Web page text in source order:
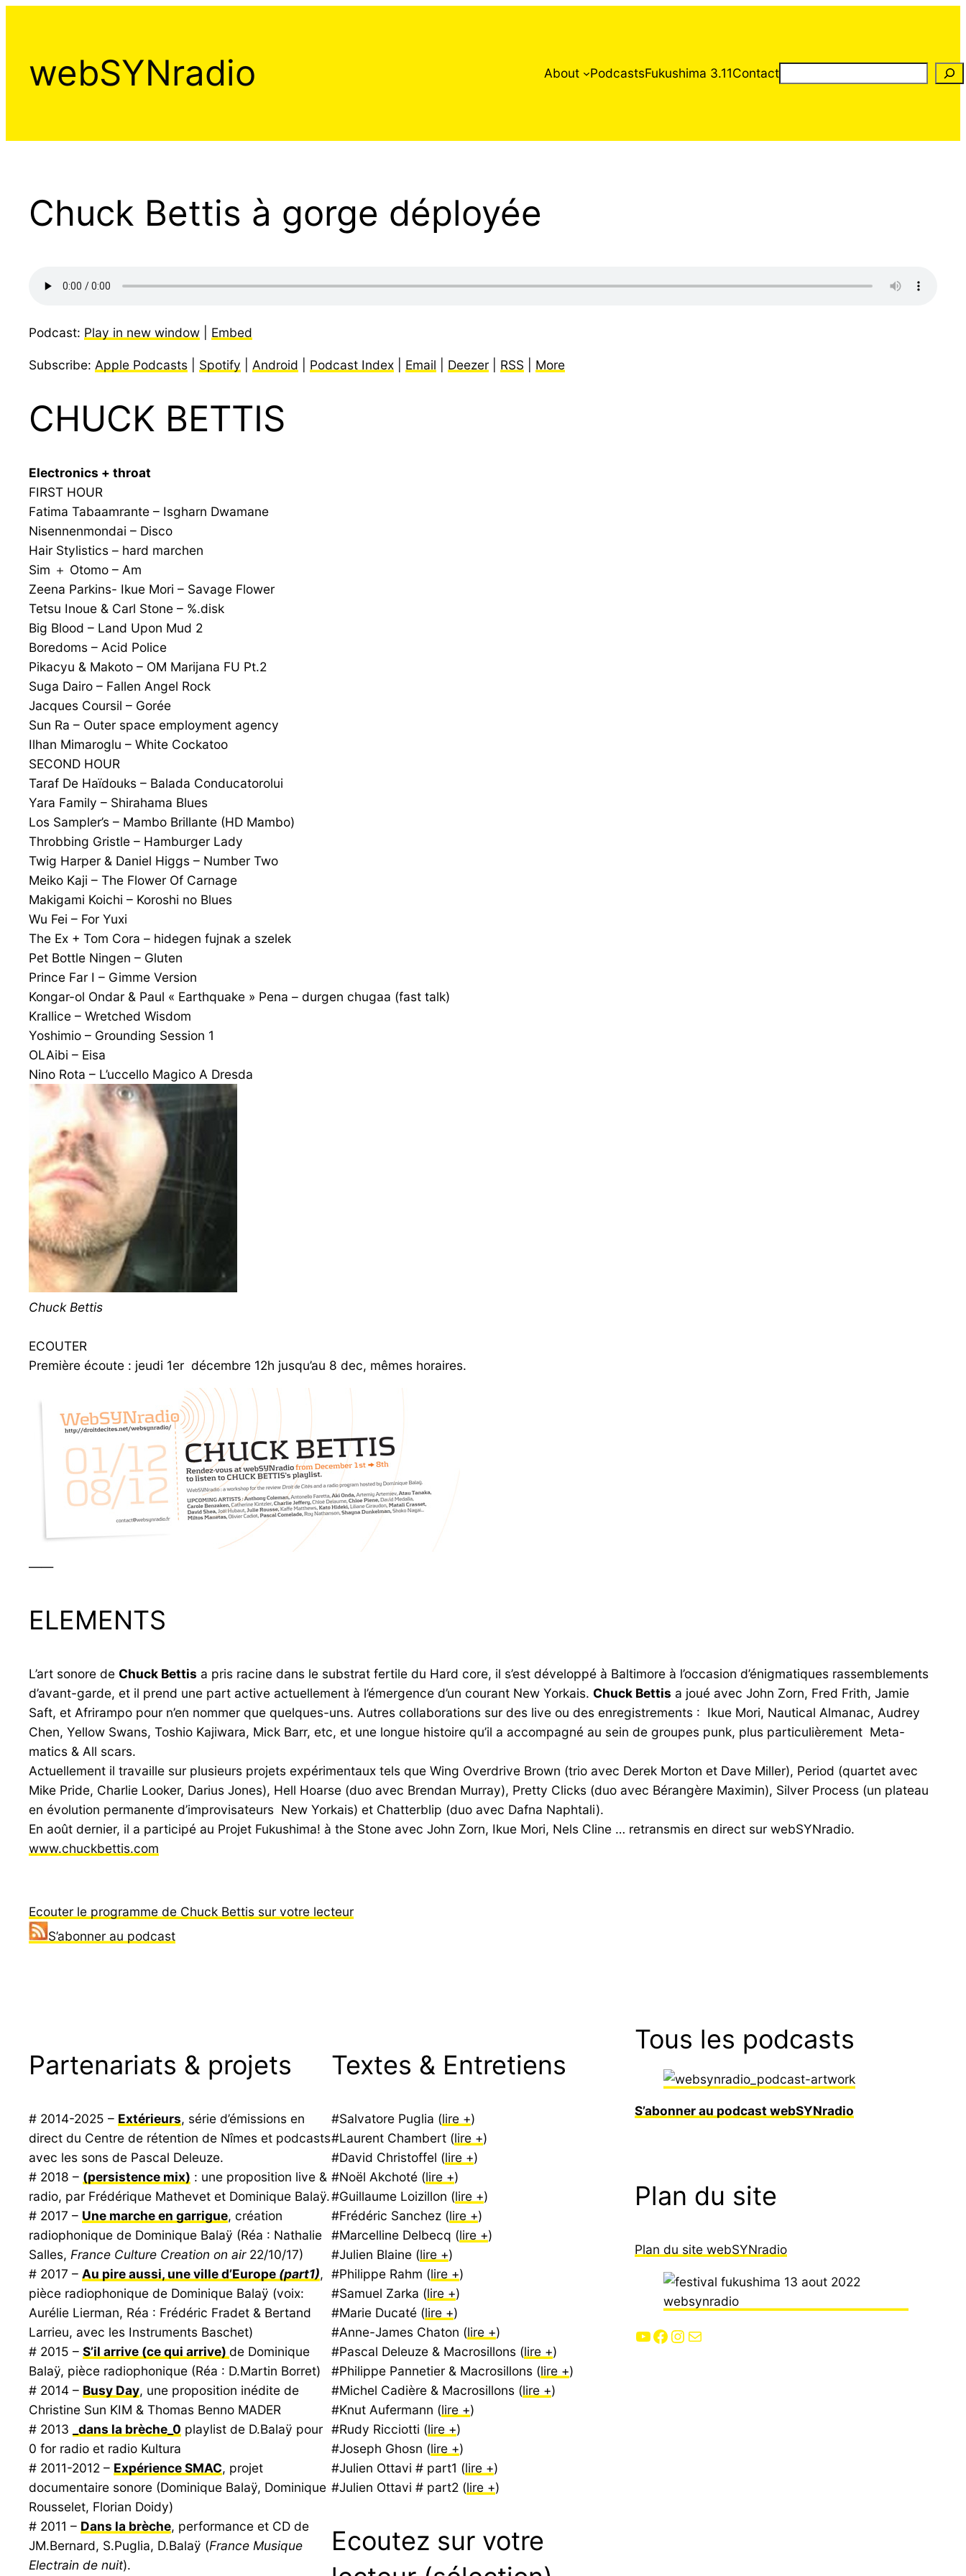
webSYNradio About PodcastsFukushima 3.11ContactRechercher
Chuck Bettis à gorge déployée
Podcast: Play in new window Embed
Subscribe: Apple Podcasts Spotify Android Podcast Index Email Deezer RSS More
CHUCK BETTIS
Electronics + throat
FIRST HOUR
Fatima Tabaamrante – Isgharn Dwamane
Nisennenmondai – Disco
Hair Stylistics – hard marchen
Sim ＋ Otomo – Am
Zeena Parkins- Ikue Mori – Savage Flower
Tetsu Inoue & Carl Stone – %.disk
Big Blood – Land Upon Mud 2
Boredoms – Acid Police
Pikacyu & Makoto – OM Marijana FU Pt.2
Suga Dairo – Fallen Angel Rock
Jacques Coursil – Gorée
Sun Ra – Outer space employment agency
Ilhan Mimaroglu – White Cockatoo
SECOND HOUR
Taraf De Haïdouks – Balada Conducatorolui
Yara Family – Shirahama Blues
Los Sampler’s – Mambo Brillante (HD Mambo)
Throbbing Gristle – Hamburger Lady
Twig Harper & Daniel Higgs – Number Two
Meiko Kaji – The Flower Of Carnage
Makigami Koichi – Koroshi no Blues
Wu Fei – For Yuxi
The Ex + Tom Cora – hidegen fujnak a szelek
Pet Bottle Ningen – Gluten
Prince Far I – Gimme Version
Kongar-ol Ondar & Paul « Earthquake » Pena – durgen chugaa (fast talk)
Krallice – Wretched Wisdom
Yoshimio – Grounding Session 1
OLAibi – Eisa
Nino Rota – L’uccello Magico A Dresda
Chuck Bettis
ECOUTER
Première écoute : jeudi 1er décembre 12h jusqu’au 8 dec, mêmes horaires.
——
ELEMENTS
L’art sonore de Chuck Bettis a pris racine dans le substrat fertile du Hard core, il s’est développé à Baltimore à l’occasion d’énigmatiques rassemblements
d’avant-garde, et il prend une part active actuellement à l’émergence d’un courant New Yorkais. Chuck Bettis a joué avec John Zorn, Fred Frith, Jamie
Saft, et Afrirampo pour n’en nommer que quelques-uns. Autres collaborations sur des live ou des enregistrements : Ikue Mori, Nautical Almanac, Audrey
Chen, Yellow Swans, Toshio Kajiwara, Mick Barr, etc, et une longue histoire qu’il a accompagné au sein de groupes punk, plus particulièrement Meta-
matics & All scars.
Actuellement il travaille sur plusieurs projets expérimentaux tels que Wing Overdrive Brown (trio avec Derek Morton et Dave Miller), Period (quartet avec
Mike Pride, Charlie Looker, Darius Jones), Hell Hoarse (duo avec Brendan Murray), Pretty Clicks (duo avec Bérangère Maximin), Silver Process (un plateau
en évolution permanente d’improvisateurs New Yorkais) et Chatterblip (duo avec Dafna Naphtali).
En août dernier, il a participé au Projet Fukushima! à the Stone avec John Zorn, Ikue Mori, Nels Cline … retransmis en direct sur webSYNradio.
www.chuckbettis.com
Ecouter le programme de Chuck Bettis sur votre lecteur
S’abonner au podcast
Partenariats & projets
# 2014-2025 – Extérieurs, série d’émissions en
direct du Centre de rétention de Nîmes et podcasts
avec les sons de Pascal Deleuze.
# 2018 – (persistence mix) : une proposition live &
radio, par Frédérique Mathevet et Dominique Balaÿ.
# 2017 – Une marche en garrigue, création
radiophonique de Dominique Balaÿ (Réa : Nathalie
Salles, France Culture Creation on air22/10/17)
# 2017 – Au pire aussi, une ville d’Europe (part1),
pièce radiophonique de Dominique Balaÿ (voix:
Aurélie Lierman, Réa : Frédéric Fradet & Bertand
Larrieu, avec les Instruments Baschet)
# 2015 – S’il arrive (ce qui arrive) de Dominique
Balaÿ, pièce radiophonique (Réa : D.Martin Borret)
# 2014 – Busy Day, une proposition inédite de
Christine Sun KIM & Thomas Benno MADER
# 2013
_dans la brèche_0 playlist de D.Balaÿ pour
0 for radio et radio Kultura
# 2011-2012 – Expérience SMAC, projet
documentaire sonore (Dominique Balaÿ, Dominique
Rousselet, Florian Doidy)
# 2011 – Dans la brèche, performance et CD de
JM.Bernard, S.Puglia, D.Balaÿ (France Musique
Electrain de nuit).
Textes & Entretiens
#Salvatore Puglia (lire +)
#Laurent Chambert (lire +)
#David Christoffel (lire +)
#Noël Akchoté (lire +)
#Guillaume Loizillon (lire +)
#Frédéric Sanchez (lire +)
#Marcelline Delbecq (lire +)
#Julien Blaine (lire +)
#Philippe Rahm (lire +)
#Samuel Zarka (lire +)
#Marie Ducaté (lire +)
#Anne-James Chaton (lire +)
#Pascal Deleuze & Macrosillons (lire +)
#Philippe Pannetier & Macrosillons (lire +)
#Michel Cadière & Macrosillons (lire +)
#Knut Aufermann (lire +)
#Rudy Ricciotti (lire +)
#Joseph Ghosn (lire +)
#Julien Ottavi # part1 (lire +)
#Julien Ottavi # part2 (lire +)
Ecoutez sur votre
Tous les podcasts
S’abonner au podcast webSYNradio
Plan du site
Plan du site webSYNradio
YouTube Facebook Instagram E-mail